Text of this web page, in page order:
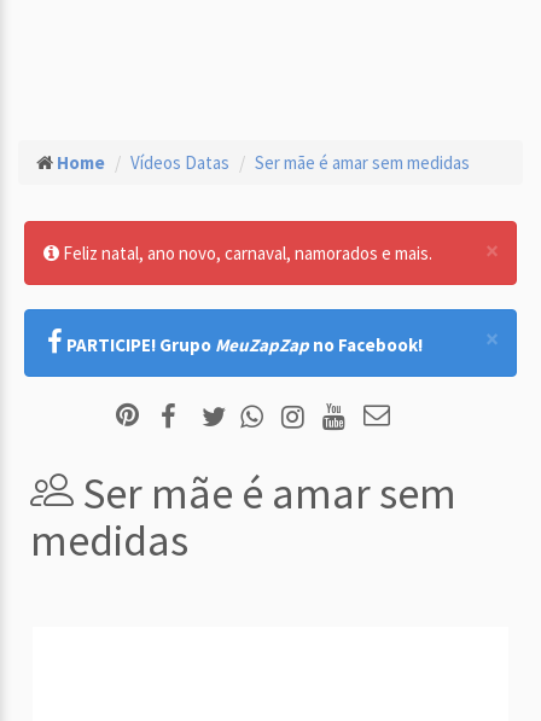
Home Vídeos Datas Ser mãe é amar sem medidas
×
Feliz natal, ano novo, carnaval, namorados e mais.
×
PARTICIPE! Grupo MeuZapZap no Facebook!
Ser mãe é amar sem
medidas